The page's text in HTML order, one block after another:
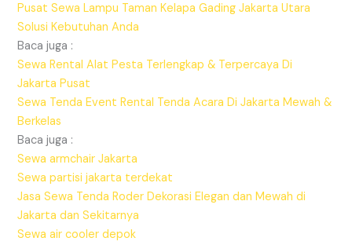
Pusat Sewa Lampu Taman Kelapa Gading Jakarta Utara
Solusi Kebutuhan Anda
Baca juga :
Sewa Rental Alat Pesta Terlengkap & Terpercaya Di
Jakarta Pusat
Sewa Tenda Event Rental Tenda Acara Di Jakarta Mewah &
Berkelas
Baca juga :
Sewa armchair Jakarta
Sewa partisi jakarta terdekat
Jasa Sewa Tenda Roder Dekorasi Elegan dan Mewah di
Jakarta dan Sekitarnya
Sewa air cooler depok